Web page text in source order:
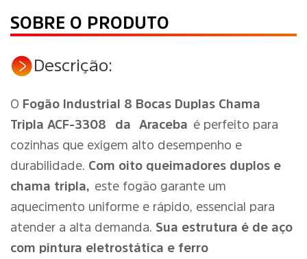
SOBRE O PRODUTO
Descrição:
O Fogão Industrial 8 Bocas Duplas Chama
Tripla ACF-3308
da Araceba é perfeito para
cozinhas que exigem alto desempenho e
durabilidade. Com oito queimadores duplos e
chama tripla, este fogão garante um
aquecimento uniforme e rápido, essencial para
atender a alta demanda. Sua estrutura é de aço
com pintura eletrostática e ferro